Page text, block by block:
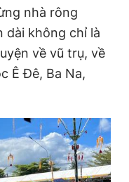
cấp ngày 24.3.2020
Niên. Cấm sao
chấp thuận bằng văn
nhà rông
dài không chỉ là
về vũ trụ, về
Ê Đê, Ba Na,